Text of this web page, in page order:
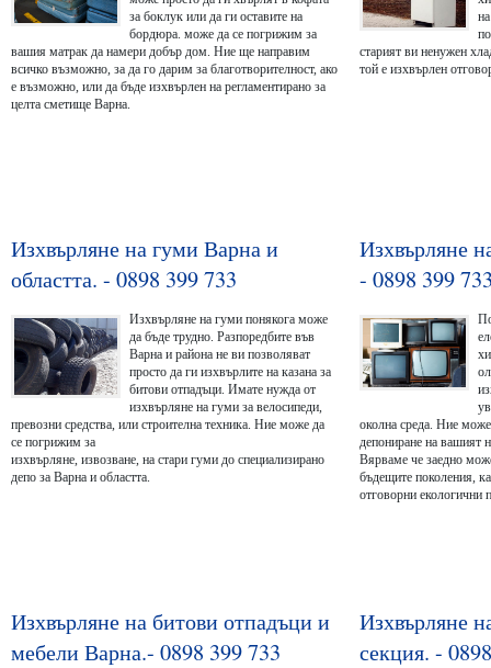
за боклук или да ги оставите на
бордюра. може да се погрижим за
вашия матрак да намери добър дом. Ние ще направим
всичко възможно, за да го дарим за благотворителност, ако
е възможно, или да бъде изхвърлен на регламентирано за
целта сметище Варна.
старият ви ненужен
той е изхвърлен
Изхвърляне на гуми Варна и
областта. - 0898 399 733
Изхвърляне на гуми понякога може
да бъде трудно. Разпоредбите във
Варна и района не ви позволяват
просто да ги изхвърлите на казана за
битови отпадъци. Имате нужда от
изхвърляне на гуми за велосипеди,
превозни средства, или строителна техника. Ние може да
се погрижим за
изхвърляне, извозване, на стари гуми до специализирано
депо за Варна и областта.
Изхвърляне
- 0898 399
околна среда. Ние
депониране на вашият
Вярваме че заедно
бъдещите поколения,
отговорни екологични
Изхвърляне на битови отпадъци и
мебели Варна.- 0898 399 733
Изхвърляне
секция. -